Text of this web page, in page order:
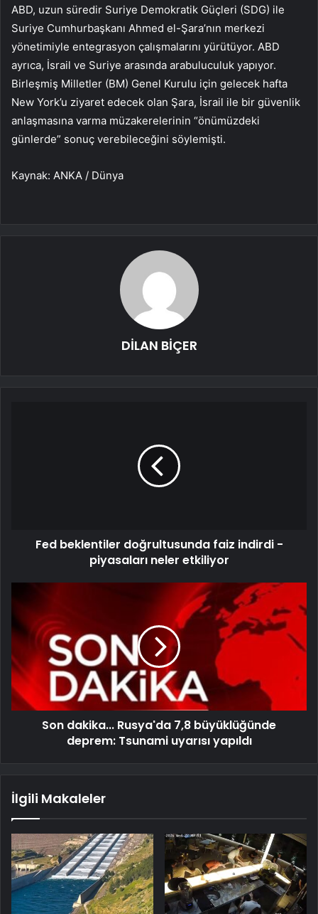
ABD, uzun süredir Suriye Demokratik Güçleri (SDG) ile
Suriye Cumhurbaşkanı Ahmed el-Şara’nın merkezi
yönetimiyle entegrasyon çalışmalarını yürütüyor. ABD
ayrıca, İsrail ve Suriye arasında arabuluculuk yapıyor.
Birleşmiş Milletler (BM) Genel Kurulu için gelecek hafta
New York’u ziyaret edecek olan Şara, İsrail ile bir güvenlik
anlaşmasına varma müzakerelerinin “önümüzdeki
günlerde” sonuç verebileceğini söylemişti.
Kaynak: ANKA / Dünya
DİLAN BİÇER
Fed beklentiler doğrultusunda faiz indirdi -
piyasaları neler etkiliyor
Son dakika... Rusya'da 7,8 büyüklüğünde
deprem: Tsunami uyarısı yapıldı
İlgili Makaleler